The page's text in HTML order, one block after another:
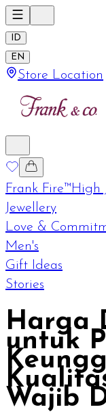
ID
EN
Store Location
Frank Fire™High
Jewellery
Love &
Men's
Gift Ideas
Stories
Harga
untuk
Wajib